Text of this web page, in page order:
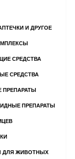
И ДРУГОЕ
СРЕДСТВА
СРЕДСТВА
ПРЕПАРАТЫ
ПРЕПАРАТЫ
ДЛЯ ЖИВОТНЫХ